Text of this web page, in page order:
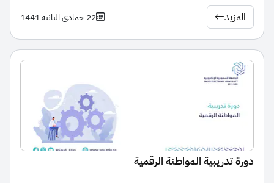
المزيد 22 جمادى الثانية 1441
دورة تدريبية المواطنة الرقمية